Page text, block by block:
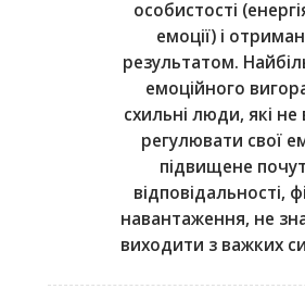
особистості
емоції) і
результатом.
емоційного
схильні люди, які не
регулювати свої
підвищене
відповідальності,
навантаження, не
виходити з важких